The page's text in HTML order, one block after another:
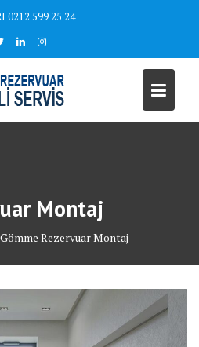
0212 599 25 24
Montaj
Gömme Rezervuar Montaj